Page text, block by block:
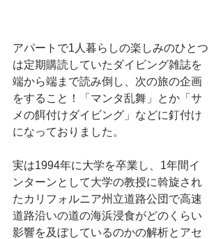
アパートで1人暮らしの楽しみのひとつ
は定期購読していたダイビング雑誌を
端から端まで読み倒し、次の旅の企画
をすること！「マンタ乱舞」とか「サ
メの餌付けダイビング」などに釘付け
になっておりました。
実は1994年に大学を卒業し、1年間イ
ンターンとして大学の教授に斡旋され
たカリフォルニア州立道路公団で高速
道路沿いの道の海浜浸食がどのくらい
影響を及ぼしているのかの解析とアセ